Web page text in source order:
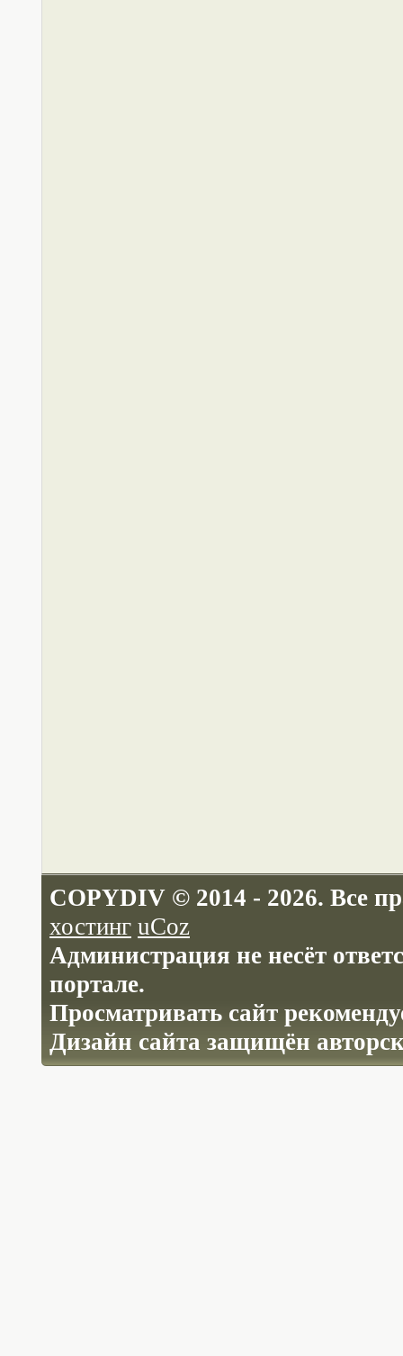
COPYDIV © 2014 - 2026. Все
хостинг uCoz
Администрация не несёт
портале.
Просматривать сайт
Дизайн сайта защищён